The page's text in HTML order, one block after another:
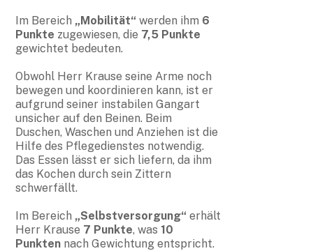
Im Bereich „Mobilität“ werden ihm 6
Punkte zugewiesen, die 7,5 Punkte
gewichtet bedeuten.
Obwohl Herr Krause seine Arme noch
bewegen und koordinieren kann, ist er
aufgrund seiner instabilen Gangart
unsicher auf den Beinen. Beim
Duschen, Waschen und Anziehen ist die
Hilfe des Pflegedienstes notwendig.
Das Essen lässt er sich liefern, da ihm
das Kochen durch sein Zittern
schwerfällt.
Im Bereich „Selbstversorgung“ erhält
Herr Krause 7 Punkte, was 10
Punkten nach Gewichtung entspricht.